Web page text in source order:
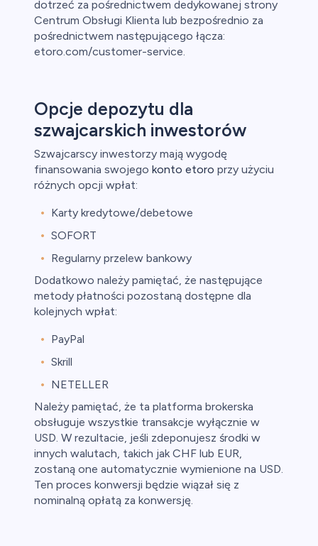
dotrzeć za pośrednictwem dedykowanej strony
Centrum Obsługi Klienta lub bezpośrednio za
pośrednictwem następującego łącza:
etoro.com/customer-service.
Opcje depozytu dla
szwajcarskich inwestorów
Szwajcarscy inwestorzy mają wygodę
finansowania swojego konto etoro przy użyciu
różnych opcji wpłat:
Karty kredytowe/debetowe
SOFORT
Regularny przelew bankowy
Dodatkowo należy pamiętać, że następujące
metody płatności pozostaną dostępne dla
kolejnych wpłat:
PayPal
Skrill
NETELLER
Należy pamiętać, że ta platforma brokerska
obsługuje wszystkie transakcje wyłącznie w
USD. W rezultacie, jeśli zdeponujesz środki w
innych walutach, takich jak CHF lub EUR,
zostaną one automatycznie wymienione na USD.
Ten proces konwersji będzie wiązał się z
nominalną opłatą za konwersję.